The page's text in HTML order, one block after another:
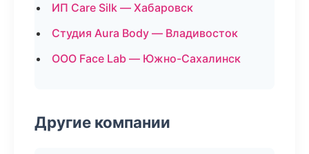
ИП Care Silk — Хабаровск
Студия Aura Body — Владивосток
ООО Face Lab — Южно-Сахалинск
Другие компании